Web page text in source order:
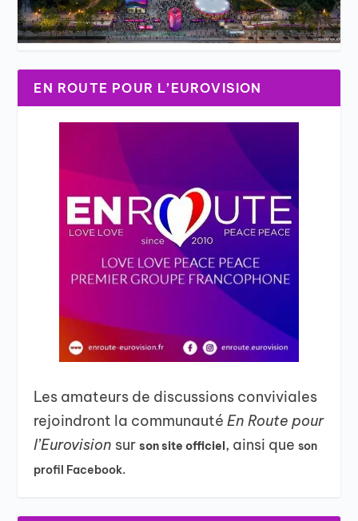
EN ROUTE POUR L’EUROVISION
Les amateurs de discussions conviviales
rejoindront la communautéEn Route pour
l’Eurovision surson site officiel, ainsi queson
profil Facebook.